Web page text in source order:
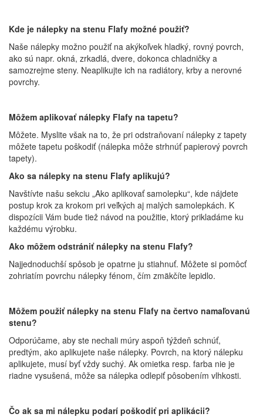
Kde je nálepky na stenu Flafy možné použiť?
Naše nálepky možno použiť na akýkoľvek hladký, rovný povrch,
ako sú napr. okná, zrkadlá, dvere, dokonca chladničky a
samozrejme steny. Neaplikujte ich na radiátory, krby a nerovné
povrchy.
Môžem aplikovať nálepky Flafy na tapetu?
Môžete. Myslite však na to, že pri odstraňovaní nálepky z tapety
môžete tapetu poškodiť (nálepka môže strhnúť papierový povrch
tapety).
Ako sa nálepky na stenu Flafy aplikujú?
Navštívte našu sekciu „Ako aplikovať samolepku“, kde nájdete
postup krok za krokom pri veľkých aj malých samolepkách. K
dispozícii Vám bude tiež návod na použitie, ktorý prikladáme ku
každému výrobku.
Ako môžem odstrániť nálepky na stenu Flafy?
Najjednoduchší spôsob je opatrne ju stiahnuť. Môžete si pomôcť
zohriatím povrchu nálepky fénom, čím zmäkčíte lepidlo.
Môžem použiť nálepky na stenu Flafy na čertvo namaľovanú
stenu?
Odporúčame, aby ste nechali múry aspoň týždeň schnúť,
predtým, ako aplikujete naše nálepky. Povrch, na ktorý nálepku
aplikujete, musí byť vždy suchý. Ak omietka resp. farba nie je
riadne vysušená, môže sa nálepka odlepiť pôsobením vlhkosti.
Čo ak sa mi nálepku podarí poškodiť pri aplikácii?